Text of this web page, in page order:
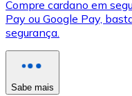
XRP
XRP
Ver tudo
Compre cardano em
Pay ou Google Pay,
segurança.
Sabe mais